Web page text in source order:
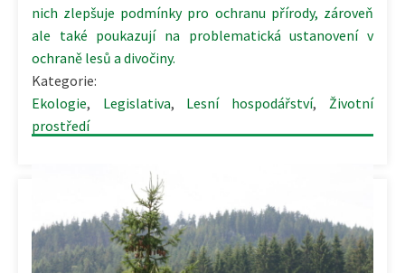
nich zlepšuje podmínky pro ochranu přírody, zároveň
ale také poukazují na problematická ustanovení v
ochraně lesů a divočiny.
Kategorie:
Ekologie, Legislativa, Lesní hospodářství, Životní
prostředí